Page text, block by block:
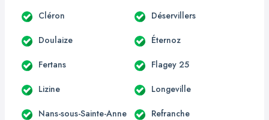
Cléron Déservillers
Doulaize Éternoz
Fertans Flagey 25
Lizine Longeville
Nans-sous-Sainte-Anne Refranche